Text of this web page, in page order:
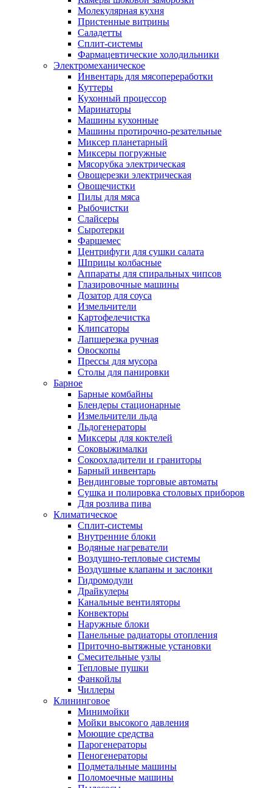
Молекулярная кухня
Пристенные витрины
Саладетты
Сплит-системы
Фармацевтические холодильники
Электромеханическое
Инвентарь для мясопереработки
Куттеры
Кухонный процессор
Маринаторы
Машины кухонные
Машины протирочно-резательные
Миксер планетарный
Миксеры погружные
Мясорубка электрическая
Овощерезки электрическая
Овощечистки
Пилы для мяса
Рыбочистки
Слайсеры
Сыротерки
Фаршемес
Центрифуги для сушки салата
Шприцы колбасные
Аппараты для спиральных чипсов
Глазировочные машины
Дозатор для соуса
Измельчители
Картофелечистка
Клипсаторы
Лапшерезка ручная
Овоскопы
Прессы для мусора
Столы для панировки
Барное
Барные комбайны
Блендеры стационарные
Измельчители льда
Льдогенераторы
Миксеры для коктелей
Соковыжималки
Сокоохладители и граниторы
Барный инвентарь
Вендинговые торговые автоматы
Сушка и полировка столовых приборов
Для розлива пива
Климатическое
Сплит-системы
Внутренние блоки
Водяные нагреватели
Воздушно-тепловые системы
Воздушные клапаны и заслонки
Гидромодули
Драйкулеры
Канальные вентиляторы
Конвекторы
Наружные блоки
Панельные радиаторы отопления
Приточно-вытяжные установки
Смесительные узлы
Тепловые пушки
Фанкойлы
Чиллеры
Клининговое
Минимойки
Мойки высокого давления
Моющие средства
Парогенераторы
Пеногенераторы
Подметальные машины
Поломоечные машины